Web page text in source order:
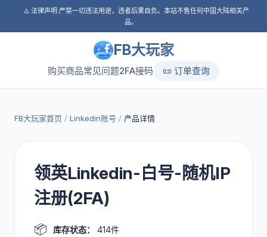
⚠️ 法律声明:严禁一切违法用途，违者后果自负。本站不售任何中国大陆相关产
品。
FB大玩家
购买商品常见问题2FA接码 📜 订单查询
FB大玩家首页 / Linkedin账号 / 产品详情
领英Linkedin-白号-随机IP
注册(2FA)
📦 库存状态： 414件